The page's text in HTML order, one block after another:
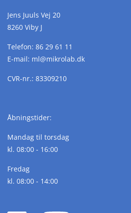
Jens Juuls Vej 20
8260 Viby J
Telefon: 86 29 61 11
E-mail: ml@mikrolab.dk
CVR-nr.: 83309210
Åbningstider:
Mandag til torsdag
kl. 08:00 - 16:00
Fredag
kl. 08:00 - 14:00